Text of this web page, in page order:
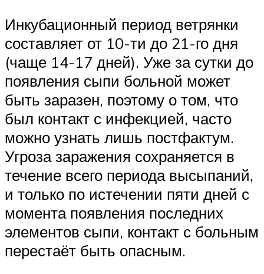
Инкубационный период ветрянки
составляет от 10-ти до 21-го дня
(чаще 14-17 дней). Уже за сутки до
появления сыпи больной может
быть заразен, поэтому о том, что
был контакт с инфекцией, часто
можно узнать лишь постфактум.
Угроза заражения сохраняется в
течение всего периода высыпаний,
и только по истечении пяти дней с
момента появления последних
элементов сыпи, контакт с больным
перестаёт быть опасным.